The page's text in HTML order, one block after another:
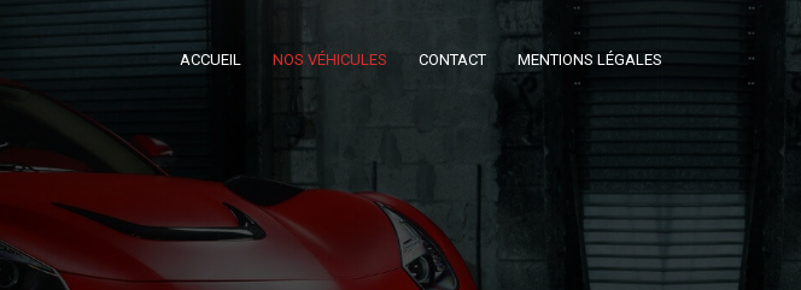
ACCUEIL NOS VÉHICULES CONTACT MENTIONS LÉGALES